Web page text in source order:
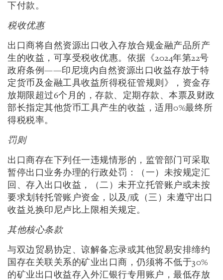
下付款。
税收优惠
出口商将自然资源出口收入存放合规金融产品所产
生的收益，可享受税收优惠。依据《2024年第22号
政府条例——印尼境内自然资源出口收益存放于特
定货币及金融工具收益所得税征管规则》，资金存
放期限超过6个月的，存款、定期存款、本票及财政
部长指定其他货币工具产生的收益，适用0%最终所
得税税率。
罚则
出口商存在下列任一违规情形的，监管部门可采取
暂停出口业务办理的行政处罚：（一）未按规定汇
回、存入出口收益，（二）未开立托管账户或未按
要求划转托管账户资金，以及/或（三）未遵守出口
收益兑换印尼卢比上限相关规定。
其他核心条款
与双边贸易协定、谅解备忘录或其他贸易安排缔约
国存在关联关系的矿业出口商，仍须将不低于30%
的矿业出口收益存入外汇银行专用账户，最低存放